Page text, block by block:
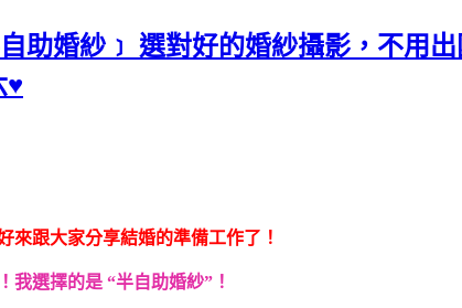
助婚紗﹞ 選對好的婚紗攝影，不用
♥
來跟大家分享結婚的準備工作了！
我選擇的是 “半自助婚紗”！